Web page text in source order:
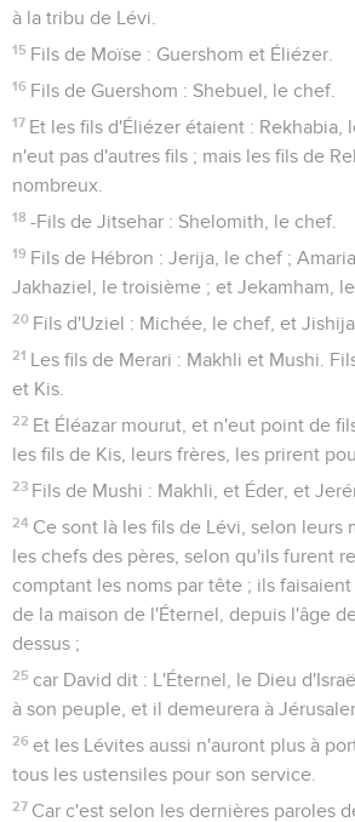
à la tribu de Lévi.
15 Fils de Moïse : Guershom et Éliézer.
16 Fils de Guershom : Shebuel, le chef.
17 Et les fils d'Éliézer étaient : Rekhabia,
n'eut pas d'autres fils ; mais les fils de
nombreux.
18 -Fils de Jitsehar : Shelomith, le chef.
19 Fils de Hébron : Jerija, le chef ;
Jakhaziel, le troisième ; et Jekamham,
20 Fils d'Uziel : Michée, le chef, et
21 Les fils de Merari : Makhli et Mushi.
et Kis.
22 Et Éléazar mourut, et n'eut point de
les fils de Kis, leurs frères, les prirent
23 Fils de Mushi : Makhli, et Éder, et
24 Ce sont là les fils de Lévi, selon leurs
les chefs des pères, selon qu'ils furent
comptant les noms par tête ; ils
de la maison de l'Éternel, depuis l'âge
dessus ;
25 car David dit : L'Éternel, le Dieu
à son peuple, et il demeurera à
26 et les Lévites aussi n'auront plus à
tous les ustensiles pour son service.
27 Car c'est selon les dernières paroles